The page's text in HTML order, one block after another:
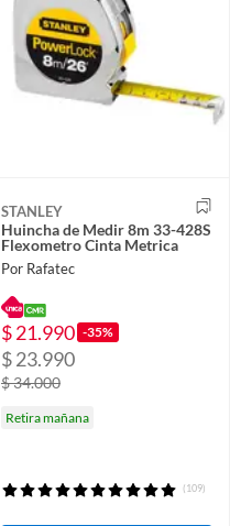
STANLEY
Huincha de Medir 8m 33-428S
Flexometro Cinta Metrica
Por Rafatec
$ 21.990 -35%
$ 23.990
$ 34.000
Retira mañana
(109)